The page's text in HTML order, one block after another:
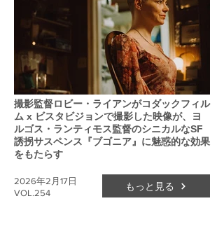
撮影監督ロビー・ライアンがコダックフィル
ム x ビスタビジョンで撮影した映像が、ヨ
ルゴス・ランティモス監督のシニカルなSF
誘拐サスペンス『ブゴニア』に魅惑的な効果
をもたらす
VOL.254
2026年2月17日 もっと見る